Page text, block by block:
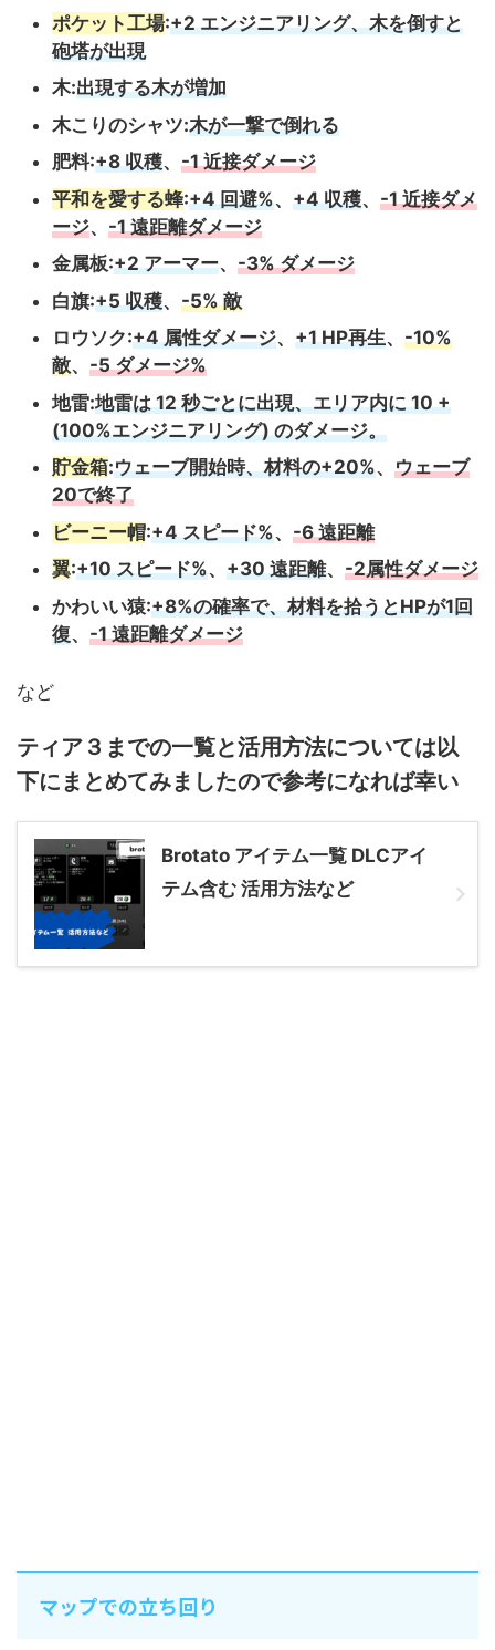
ポケット工場:+2 エンジニアリング、木を倒すと
砲塔が出現
木:出現する木が増加
木こりのシャツ:木が一撃で倒れる
肥料:+8 収穫、 -1 近接ダメージ
平和を愛する蜂:+4 回避%、 +4 収穫、 -1 近接ダメ
ージ、 -1 遠距離ダメージ
金属板:+2 アーマー、 -3% ダメージ
白旗:+5 収穫、 -5% 敵
ロウソク:+4 属性ダメージ、 +1 HP再生、 -10%
敵、 -5 ダメージ%
地雷:地雷は 12 秒ごとに出現、エリア内に 10 +
(100%エンジニアリング) のダメージ。
貯金箱:ウェーブ開始時、材料の+20%、 ウェーブ
20で終了
ビーニー帽:+4 スピード%、 -6 遠距離
翼:+10 スピード%、 +30 遠距離、 -2属性ダメージ
かわいい猿:+8%の確率で、材料を拾うとHPが1回
復、 -1 遠距離ダメージ
など
ティア３までの一覧と活用方法については以
下にまとめてみましたので参考になれば幸い
Brotato アイテム一覧 DLCアイ
テム含む 活用方法など
マップでの立ち回り